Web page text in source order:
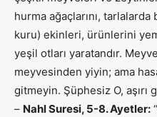
hurma ağaçlarını,
kuru) ekinleri, ürünlerini
yeşil otları yaratandır.
meyvesinden yiyin; ama
gitmeyin. Şüphesiz O, aşırı
– Nahl Suresi, 5-8. Ayetler: